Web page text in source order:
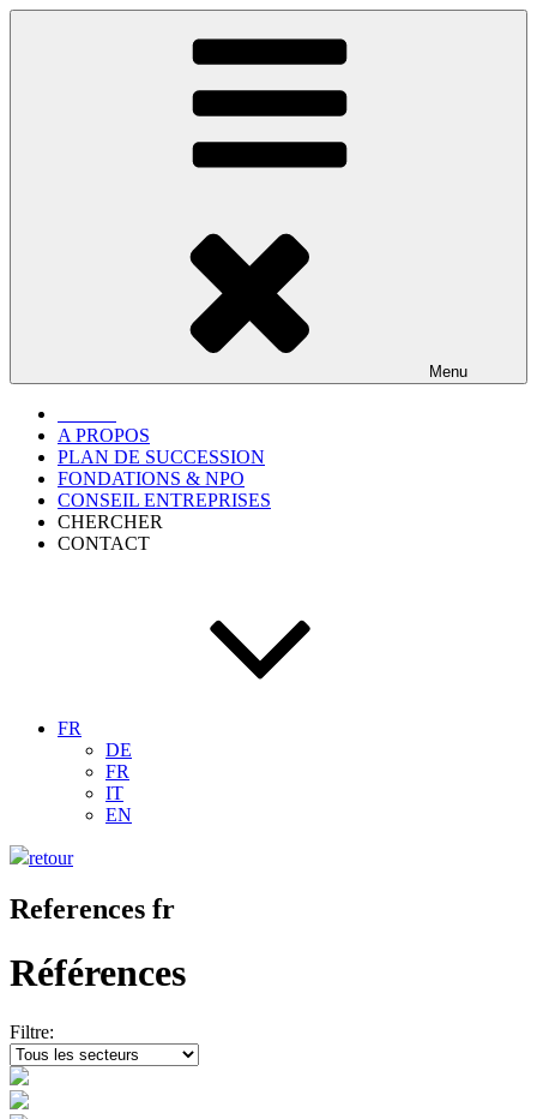
Aller
Menu
A PROPOS
PLAN DE SUCCESSION
FONDATIONS & NPO
CONSEIL ENTREPRISES
CHERCHER
CONTACT
FR
DE
FR
IT
EN
retour
References fr
Références
Filtre: